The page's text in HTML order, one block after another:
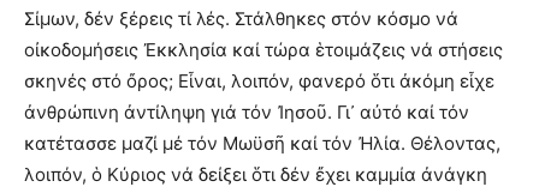
Σίμων, δέν ξέρεις τί λές. Στάλθηκες στόν κόσμο νά
οἰκοδομήσεις Ἐκκλησία καί τώρα ἑτοιμάζεις νά στήσεις
σκηνές στό ὄρος; Εἶναι, λοιπόν, φανερό ὅτι ἀκόμη εἶχε
ἀνθρώπινη ἀντίληψη γιά τόν Ἰησοῦ. Γι᾽ αὐτό καί τόν
κατέτασσε μαζί μέ τόν Μωϋσῆ καί τόν Ἠλία. Θέλοντας,
λοιπόν, ὁ Κύριος νά δείξει ὅτι δέν ἔχει καμμία ἀνάγκη